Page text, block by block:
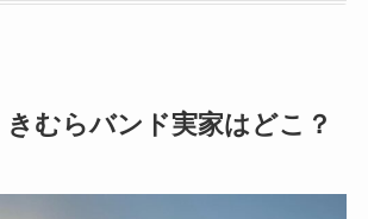
きむらバンド実家はどこ？